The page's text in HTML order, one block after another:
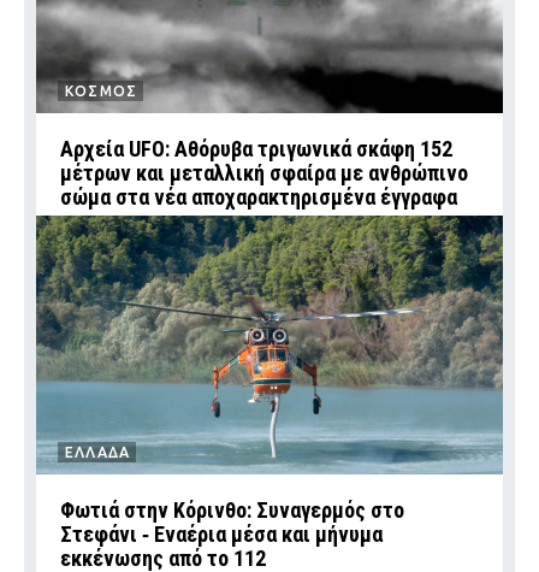
ΚΟΣΜΟΣ
Αρχεία UFO: Αθόρυβα τριγωνικά σκάφη 152
μέτρων και μεταλλική σφαίρα με ανθρώπινο
σώμα στα νέα αποχαρακτηρισμένα έγγραφα
ΕΛΛΑΔΑ
Φωτιά στην Κόρινθο: Συναγερμός στο
Στεφάνι ‑ Εναέρια μέσα και μήνυμα
εκκένωσης από το 112